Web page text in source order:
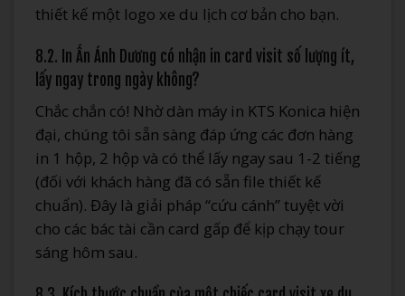
thiết kế một logo xe du lịch cơ bản cho bạn.
8.2. In Ấn Ánh Dương có nhận in card visit số lượng ít,
lấy ngay trong ngày không?
Chắc chắn có! Nhờ dàn máy in KTS Konica hiện
đại, chúng tôi sẵn sàng đáp ứng các đơn hàng
in 1 hộp, 2 hộp và có thể lấy ngay sau 1-2 tiếng
(đối với khách hàng đã có sẵn file thiết kế
chuẩn). Đây là giải pháp “cứu cánh” tuyệt vời
cho các bác tài cần card gấp để kịp chạy tour
sáng hôm sau.